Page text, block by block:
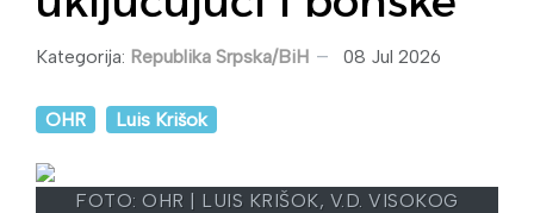
Kategorija: Republika Srpska/BiH 08 Jul 2026
OHR Luis Krišok
FOTO: OHR | LUIS KRIŠOK, V.D. VISOKOG